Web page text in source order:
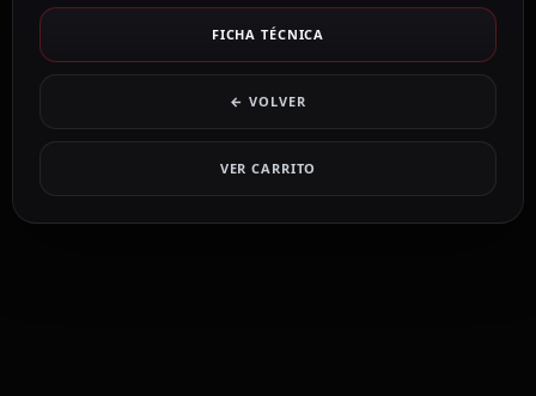
FICHA TÉCNICA
← VOLVER
VER CARRITO